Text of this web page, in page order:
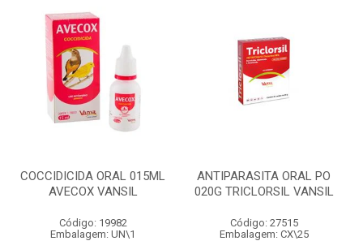
COCCIDICIDA ORAL 015ML
AVECOX VANSIL
Código: 19982
Embalagem: UN\1
ANTIPARASITA ORAL PO
020G TRICLORSIL VANSIL
Código: 27515
Embalagem: CX\25